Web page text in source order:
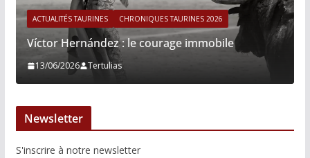
ACTUALITÉS TAURINES CHRONIQUES TAURINES 2026
Víctor Hernández : le courage immobile
13/06/2026 Tertulias
Newsletter
S'inscrire à notre newsletter